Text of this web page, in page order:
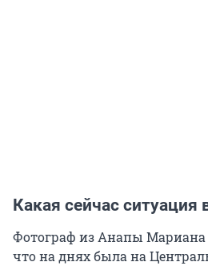
Какая сейчас ситуация
Фотограф из Анапы Мариана
что на днях была на